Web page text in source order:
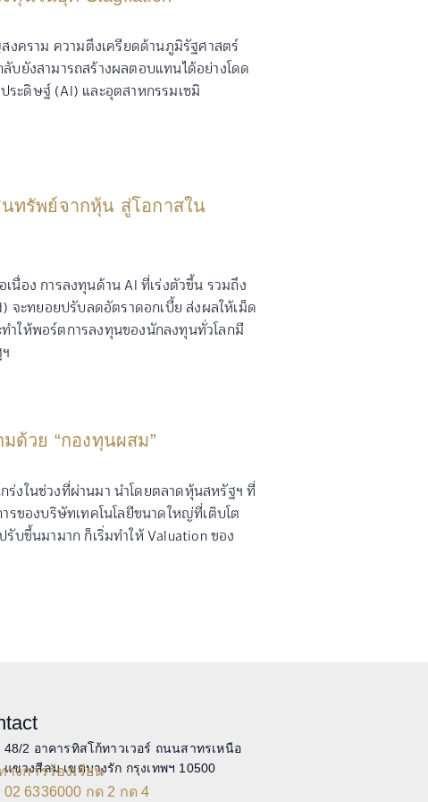
งคราม ความตึงเครียดด้านภูมิรัฐศาสตร์
บยังสามารถสร้างผลตอบแทนได้อย่างโดด
ะดิษฐ์ (AI) และอุตสาหกรรมเซมิ
ทรัพย์จากหุ้น สู่โอกาสใน
นื่อง การลงทุนด้าน AI ที่เร่งตัวขึ้น รวมถึง
จะทยอยปรับลดอัตราดอกเบี้ย ส่งผลให้เม็ด
ำให้พอร์ตการลงทุนของนักลงทุนทั่วโลกมี
ด้วย “กองทุนผสม”
งในช่วงที่ผ่านมา นำโดยตลาดหุ้นสหรัฐฯ ที่
รของบริษัทเทคโนโลยีขนาดใหญ่ที่เติบโต
บขึ้นมามาก ก็เริ่มทำให้ Valuation ของ
48/2 อาคารทิสโก้ทาวเวอร์ ถนนสาทรเหนือ
แขวงสีลม เขตบางรัก กรุงเทพฯ 10500
างการร้องเรียน
02 6336000 กด 2 กด 4